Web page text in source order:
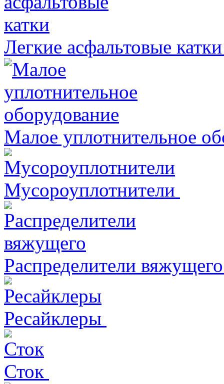
Легкие асфальтовые катки
Малое уплотнительное
Мусороуплотнители
Распределители вяжущего
Ресайклеры
Сток